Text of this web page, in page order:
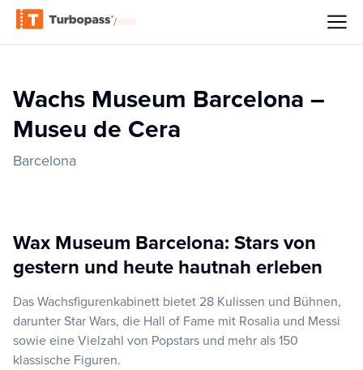
/
Wachs Museum Barcelona –
Museu de Cera
Barcelona
Wax Museum Barcelona: Stars von
gestern und heute hautnah erleben
Das Wachsfigurenkabinett bietet 28 Kulissen und Bühnen,
darunter Star Wars, die Hall of Fame mit Rosalia und Messi
sowie eine Vielzahl von Popstars und mehr als 150
klassische Figuren.